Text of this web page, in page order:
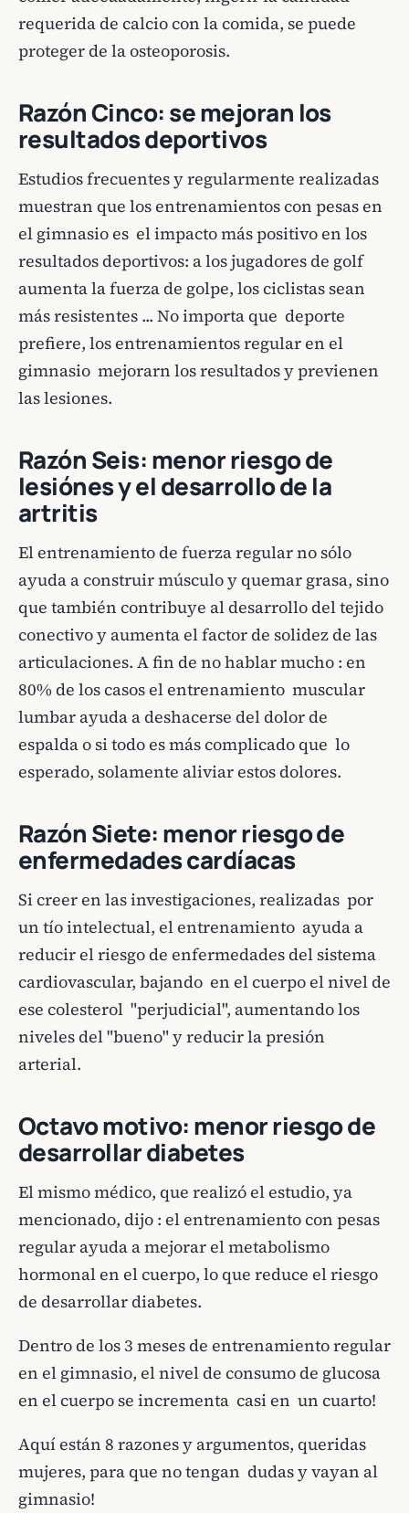
requerida de calcio con la comida, se puede
proteger de la osteoporosis.
Razón Cinco: se mejoran los
resultados deportivos
Estudios frecuentes y regularmente realizadas
muestran que los entrenamientos con pesas en
el gimnasio es el impacto más positivo en los
resultados deportivos: a los jugadores de golf
aumenta la fuerza de golpe, los ciclistas sean
más resistentes ... No importa que deporte
prefiere, los entrenamientos regular en el
gimnasio mejorarn los resultados y previenen
las lesiones.
Razón Seis: menor riesgo de
lesiónes y el desarrollo de la
artritis
El entrenamiento de fuerza regular no sólo
ayuda a construir músculo y quemar grasa, sino
que también contribuye al desarrollo del tejido
conectivo y aumenta el factor de solidez de las
articulaciones. A fin de no hablar mucho : en
80% de los casos el entrenamiento muscular
lumbar ayuda a deshacerse del dolor de
espalda o si todo es más complicado que lo
esperado, solamente aliviar estos dolores.
Razón Siete: menor riesgo de
enfermedades cardíacas
Si creer en las investigaciones, realizadas por
un tío intelectual, el entrenamiento ayuda a
reducir el riesgo de enfermedades del sistema
cardiovascular, bajando en el cuerpo el nivel de
ese colesterol "perjudicial", aumentando los
niveles del "bueno" y reducir la presión
arterial.
Octavo motivo: menor riesgo de
desarrollar diabetes
El mismo médico, que realizó el estudio, ya
mencionado, dijo : el entrenamiento con pesas
regular ayuda a mejorar el metabolismo
hormonal en el cuerpo, lo que reduce el riesgo
de desarrollar diabetes.
Dentro de los 3 meses de entrenamiento regular
en el gimnasio, el nivel de consumo de glucosa
en el cuerpo se incrementa casi en un cuarto!
Aquí están 8 razones y argumentos, queridas
mujeres, para que no tengan dudas y vayan al
gimnasio!